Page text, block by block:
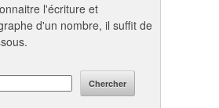
l'écriture et
d'un nombre, il suffit de